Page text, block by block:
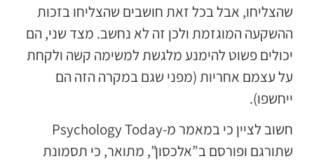
שהצליחו, אבל בכל זאת חושבים שהצליחו בזכות
ההשקעה המוגזמת ולכן זה לא נחשב. מצד שני, הם
יכולים פשוט להימנע מלגשת למשימה קשה ולקחת
על עצמם אחריות (מפני שגם במקרה הזה הם
ייחשפו).
חשוב לציין כי במאמר מ-Psychology Today
שתורגם ופורסם ב”אלכסון”, מתואר, כי תסמונת